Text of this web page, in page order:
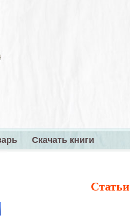
Скачать книги
Статьи